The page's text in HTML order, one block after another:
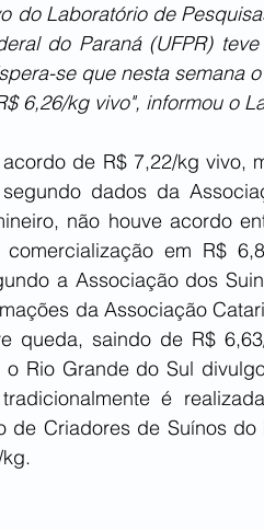
do Laboratório de
do Paraná (UFPR)
se que nesta semana
6,26/kg vivo", informou o
de R$ 7,22/kg vivo,
dados da
não houve acordo
em R$
a Associação dos
da Associação
queda, saindo de R$
o Rio Grande do Sul
é
de Criadores de Suínos